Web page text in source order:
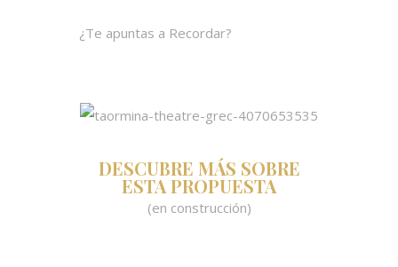
¿Te apuntas a Recordar?
DESCUBRE MÁS SOBRE
ESTA PROPUESTA
(en construcción)